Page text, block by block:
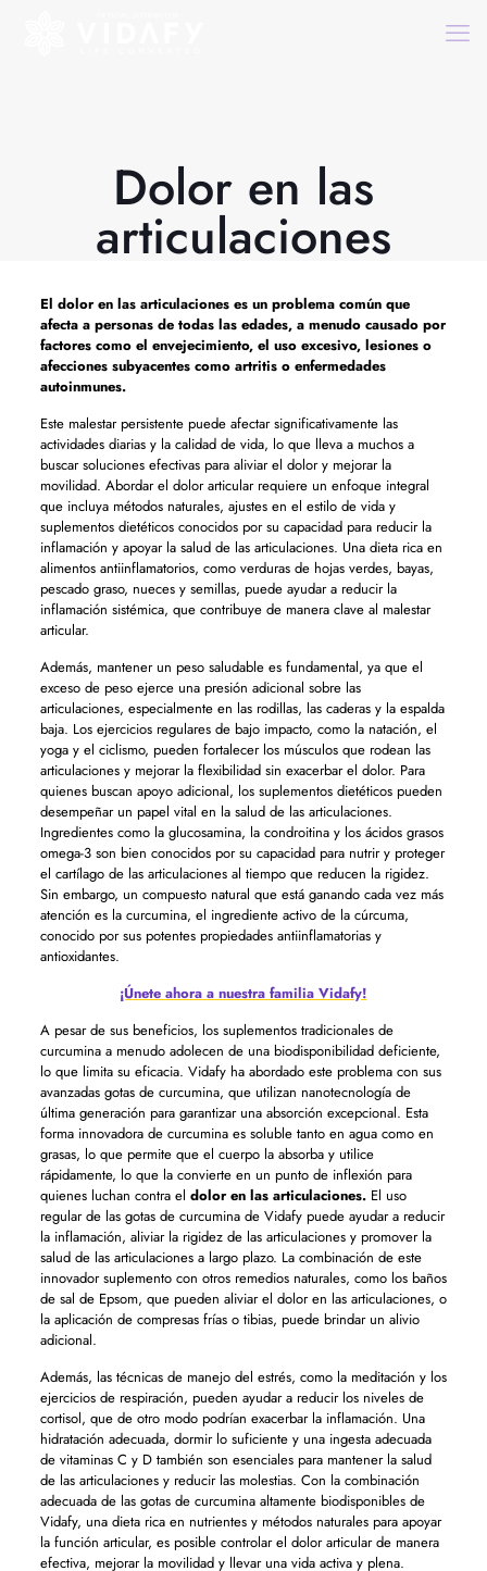
Dolor en las
articulaciones
El dolor en las articulacioneses un problema común que
afecta a personas de todas las edades, a menudo causado por
factores como el envejecimiento, el uso excesivo, lesiones o
afecciones subyacentes como artritis o enfermedades
autoinmunes.
Este malestar persistente puede afectar significativamente las
actividades diarias y la calidad de vida, lo que lleva a muchos a
buscar soluciones efectivas para aliviar el dolor y mejorar la
movilidad. Abordar el dolor articular requiere un enfoque integral
que incluya métodos naturales, ajustes en el estilo de vida y
suplementos dietéticos conocidos por su capacidad para reducir la
inflamación y apoyar la salud de las articulaciones. Una dieta rica en
alimentos antiinflamatorios, como verduras de hojas verdes, bayas,
pescado graso, nueces y semillas, puede ayudar a reducir la
inflamación sistémica, que contribuye de manera clave al malestar
articular.
Además, mantener un peso saludable es fundamental, ya que el
exceso de peso ejerce una presión adicional sobre las
articulaciones, especialmente en las rodillas, las caderas y la espalda
baja. Los ejercicios regulares de bajo impacto, como la natación, el
yoga y el ciclismo, pueden fortalecer los músculos que rodean las
articulaciones y mejorar la flexibilidad sin exacerbar el dolor. Para
quienes buscan apoyo adicional, los suplementos dietéticos pueden
desempeñar un papel vital en la salud de las articulaciones.
Ingredientes como la glucosamina, la condroitina y los ácidos grasos
omega-3 son bien conocidos por su capacidad para nutrir y proteger
el cartílago de las articulaciones al tiempo que reducen la rigidez.
Sin embargo, un compuesto natural que está ganando cada vez más
atención es la curcumina, el ingrediente activo de la cúrcuma,
conocido por sus potentes propiedades antiinflamatorias y
antioxidantes.
¡Únete ahora a nuestra familia Vidafy!
A pesar de sus beneficios, los suplementos tradicionales de
curcumina a menudo adolecen de una biodisponibilidad deficiente,
lo que limita su eficacia. Vidafy ha abordado este problema con sus
avanzadas gotas de curcumina, que utilizan nanotecnología de
última generación para garantizar una absorción excepcional. Esta
forma innovadora de curcumina es soluble tanto en agua como en
grasas, lo que permite que el cuerpo la absorba y utilice
rápidamente, lo que la convierte en un punto de inflexión para
quienes luchan contra el dolor en las articulaciones.El uso
regular de las gotas de curcumina de Vidafy puede ayudar a reducir
la inflamación, aliviar la rigidez de las articulaciones y promover la
salud de las articulaciones a largo plazo. La combinación de este
innovador suplemento con otros remedios naturales, como los baños
de sal de Epsom, que pueden aliviar el dolor en las articulaciones, o
la aplicación de compresas frías o tibias, puede brindar un alivio
adicional.
Además, las técnicas de manejo del estrés, como la meditación y los
ejercicios de respiración, pueden ayudar a reducir los niveles de
cortisol, que de otro modo podrían exacerbar la inflamación. Una
hidratación adecuada, dormir lo suficiente y una ingesta adecuada
de vitaminas C y D también son esenciales para mantener la salud
de las articulaciones y reducir las molestias. Con la combinación
adecuada de las gotas de curcumina altamente biodisponibles de
Vidafy, una dieta rica en nutrientes y métodos naturales para apoyar
la función articular, es posible controlar el dolor articular de manera
efectiva, mejorar la movilidad y llevar una vida activa y plena.